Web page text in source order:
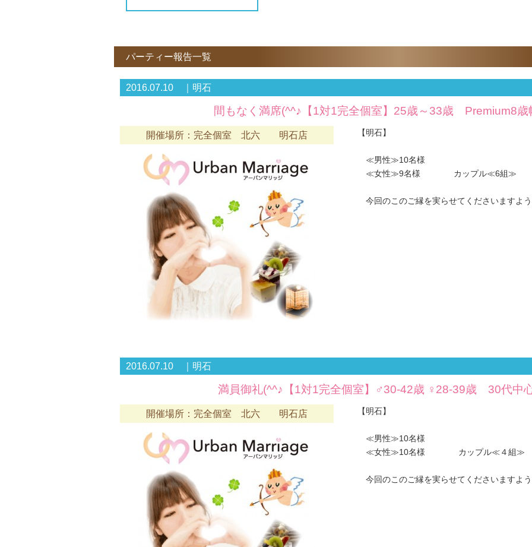
パーティー報告一覧
2016.07.10 ｜明石
間もなく満席(^^♪【1対1完全個室】25歳～33歳 Premium8
開催場所：完全個室 北六 明石店 【明石】
≪男性≫10名様
≪女性≫9名様 カップル≪6組≫
今回のこのご縁を実らせてくださいますよ
2016.07.10 ｜明石
満員御礼(^^♪【1対1完全個室】♂30-42歳 ♀28-39歳 30代中
開催場所：完全個室 北六 明石店 【明石】
≪男性≫10名様
≪女性≫10名様 カップル≪４組≫
今回のこのご縁を実らせてくださいますよ